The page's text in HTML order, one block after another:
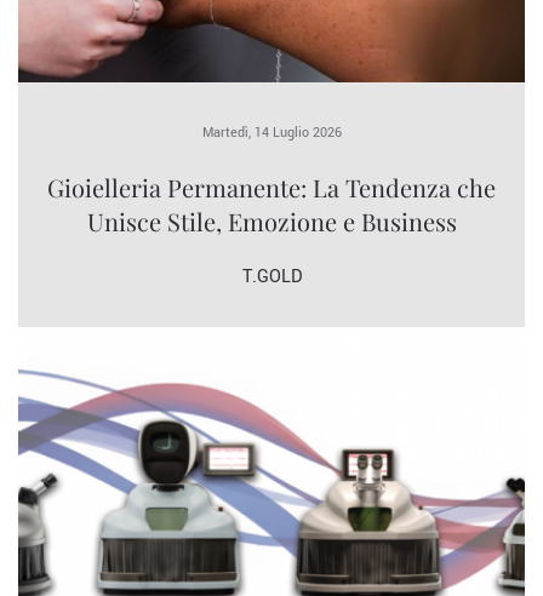
Martedì, 14 Luglio 2026
Gioielleria Permanente: La Tendenza che
Unisce Stile, Emozione e Business
T.GOLD